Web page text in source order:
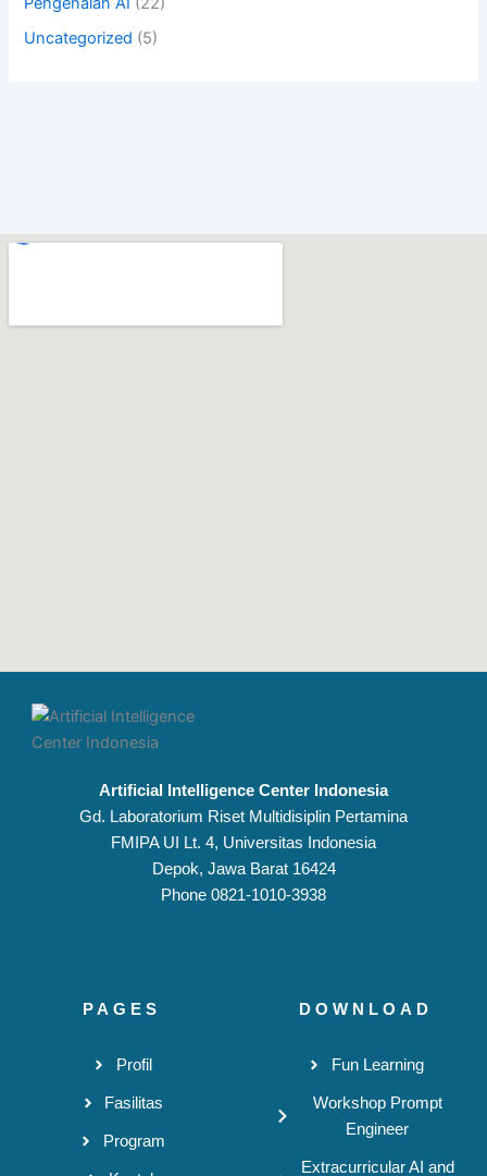
Uncategorized (5)
Artificial Intelligence Center Indonesia
Gd. Laboratorium Riset Multidisiplin Pertamina
FMIPA UI Lt. 4, Universitas Indonesia
Depok, Jawa Barat 16424
Phone 0821-1010-3938
PAGES
Profil
Fasilitas
Program
DOWNLOAD
Fun Learning
Workshop Prompt
Engineer
Extracurricular AI and